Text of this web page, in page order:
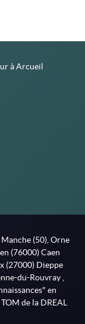
à Arcueil
(50), Orne
(76000) Caen
(27000) Dieppe
du-Rouvray ,
en
de la DREAL